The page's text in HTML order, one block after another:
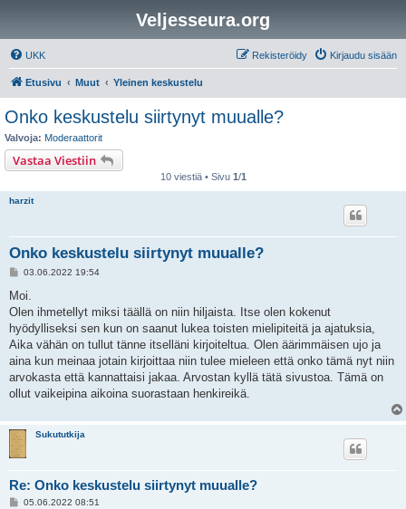
Veljesseura.org
UKK Kirjaudu sisään
Rekisteröidy
Etusivu Muut Yleinen keskustelu
Onko keskustelu siirtynyt muualle?
Valvoja: Moderaattorit
Vastaa Viestiin
10 viestiä • Sivu 1/1
harzit
Onko keskustelu siirtynyt muualle?
V
e
t
i
03.06.2022 19:54
Moi.
Olen ihmetellyt miksi täällä on niin hiljaista. Itse olen kokenut
hyödylliseksi sen kun on saanut lukea toisten mielipiteitä ja ajatuksia,
Aika vähän on tullut tänne itselläni kirjoiteltua. Olen äärimmäisen ujo ja
aina kun meinaa jotain kirjoittaa niin tulee mieleen että onko tämä nyt niin
arvokasta että kannattaisi jakaa. Arvostan kyllä tätä sivustoa. Tämä on
ollut vaikeipina aikoina suorastaan henkireikä.
Sukututkija
Re: Onko keskustelu siirtynyt muualle?
V05.06.2022 08:51